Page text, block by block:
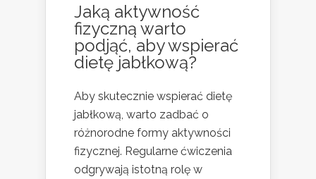
Jaką aktywność
fizyczną warto
podjąć, aby wspierać
dietę jabłkową?
Aby skutecznie wspierać dietę
jabłkową, warto zadbać o
różnorodne formy aktywności
fizycznej. Regularne ćwiczenia
odgrywają istotną rolę w